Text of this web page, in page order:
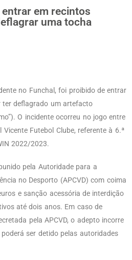
em recintos
uma tocha
no Funchal, foi proibido de entrar
deflagrado um artefacto
O incidente ocorreu no jogo entre
Futebol Clube, referente à 6.ª
2022/2023.
pela Autoridade para a
no Desporto (APCVD) com coima
e sanção acessória de interdição
até dois anos. Em caso de
pela APCVD, o adepto incorre
ser detido pelas autoridades